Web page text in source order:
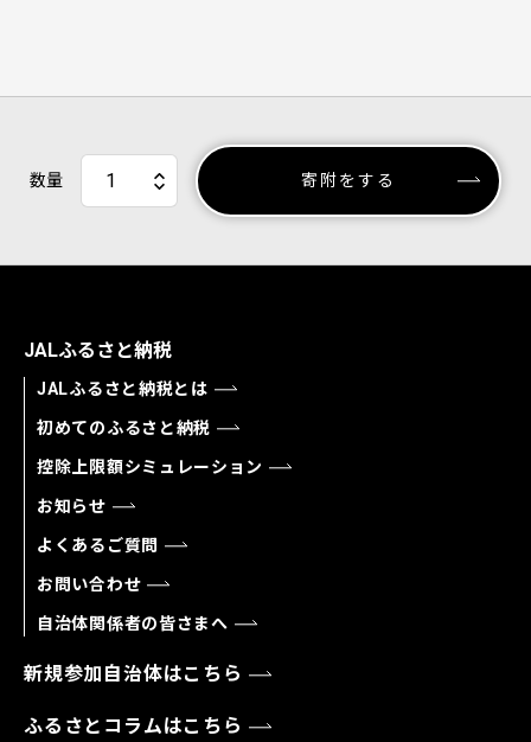
数量 寄附をする
JALふるさと納税
JALふるさと納税とは
初めてのふるさと納税
控除上限額シミュレーション
お知らせ
よくあるご質問
お問い合わせ
自治体関係者の皆さまへ
新規参加自治体はこちら
ふるさとコラムはこちら